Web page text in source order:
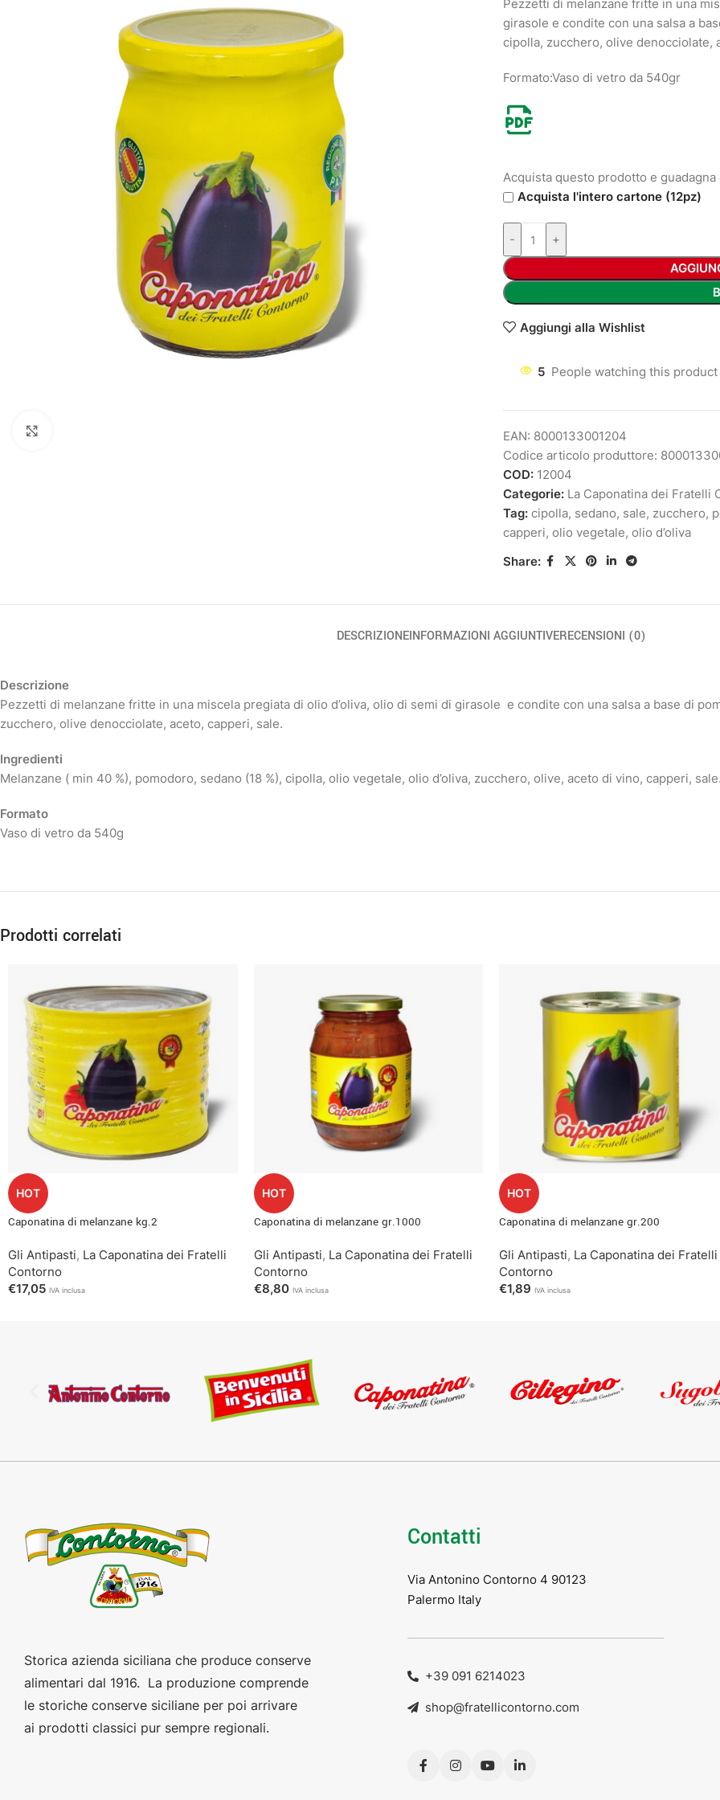
Pezzetti di melanzane fritte in una
girasole e condite con una salsa a
cipolla, zucchero, olive denocciolate,
Formato:Vaso di vetro da 540gr
Acquista questo prodotto e guadagna
Acquista l'intero cartone (12pz)
-
+
Aggiungi alla Wishlist
5 People watching this
EAN: 8000133001204
Codice articolo produttore:
COD: 12004
Categorie: La Caponatina dei Fratelli
Tag: cipolla, sedano, sale, zucchero,
capperi, olio vegetale, olio d’oliva
Share:
DESCRIZIONEINFORMAZIONI AGGIUNTIVERECENSIONI (0)
Descrizione
Pezzetti di melanzane fritte in una miscela pregiata di olio d’oliva, olio di semi di girasole e condite con una salsa a base di
zucchero, olive denocciolate, aceto, capperi, sale.
Ingredienti
Melanzane ( min 40 %), pomodoro, sedano (18 %), cipolla, olio vegetale, olio d’oliva, zucchero, olive, aceto di vino, capperi,
Formato
Vaso di vetro da 540g
Prodotti correlati
HOT
Caponatina di melanzane kg.2
Gli Antipasti, La Caponatina dei Fratelli
Contorno
€17,05 IVA inclusa
HOT
Caponatina di melanzane gr.1000
Gli Antipasti, La Caponatina dei Fratelli
Contorno
€8,80 IVA inclusa
HOT
Caponatina di melanzane gr.200
Gli Antipasti, La Caponatina dei Fratelli
Contorno
€1,89 IVA inclusa
Storica azienda siciliana che produce conserve
alimentari dal 1916. La produzione comprende
le storiche conserve siciliane per poi arrivare
ai prodotti classici pur sempre regionali.
Contatti
Via Antonino Contorno 4 90123
Palermo Italy
+39 091 6214023
shop@fratellicontorno.com